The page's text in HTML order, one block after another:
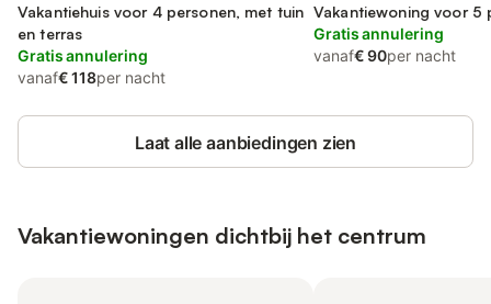
Luberon
Vakantiehuis voor 4 personen, met tuin
en terras
Gratis annulering
vanaf€ 118per nacht
Luberon
Vakantiewoning voor 5
Gratis annulering
vanaf€ 90per nacht
Laat alle aanbiedingen zien
Vakantiewoningen dichtbij het centrum